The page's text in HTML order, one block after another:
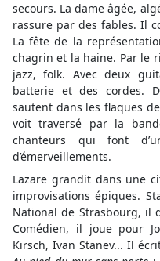
secours. La dame âgée,
rassure par des fables. Il
La fête de la
chagrin et la haine. Par le
jazz, folk. Avec deux
batterie et des cordes.
sautent dans les flaques
voit traversé par la
chanteurs qui font
d’émerveillements.
Lazare grandit dans une
improvisations épiques.
National de Strasbourg, il
Comédien, il joue pour
Kirsch, Ivan Stanev... Il